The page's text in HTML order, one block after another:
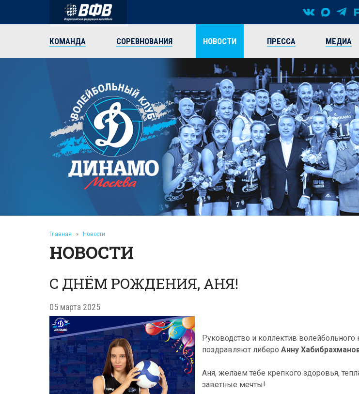
КОМАНДА СОРЕВНОВАНИЯ НОВОСТИ ПРЕССА МЕДИА
Главная » Новости
НОВОСТИ
С ДНЁМ РОЖДЕНИЯ, АНЯ!
05 марта 2025
Руководство и коллектив
поздравляют либеро Анну
Аня, желаем тебе крепкого здоровья,
заветные мечты!